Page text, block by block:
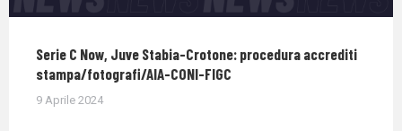
Serie C Now, Juve Stabia-Crotone: procedura accrediti
stampa/fotografi/AIA-CONI-FIGC
9 Aprile 2024